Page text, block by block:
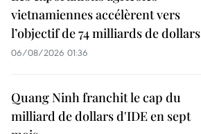
vietnamiennes accélèrent vers
l’objectif de 74 milliards de dollars
06/08/2026 01:36
Quang Ninh franchit le cap du
milliard de dollars d'IDE en sept